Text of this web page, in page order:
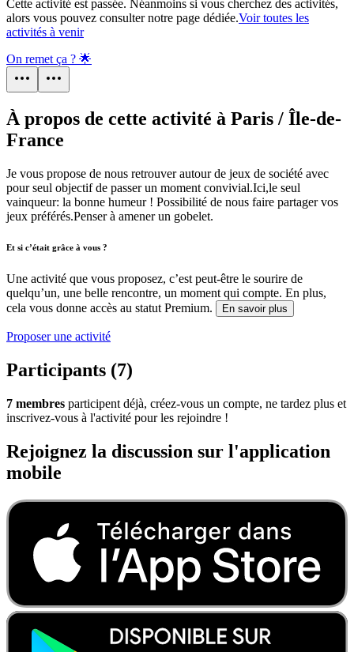
Cette activité est passée. Néanmoins si vous cherchez des activités,
alors vous pouvez consulter notre page dédiée.Voir toutes les
activités à venir
On remet ça ? 🌟
À propos de cette activité à Paris / Île-de-
France
Je vous propose de nous retrouver autour de jeux de société avec
pour seul objectif de passer un moment convivial.Ici,le seul
vainqueur: la bonne humeur ! Possibilité de nous faire partager vos
jeux préférés.Penser à amener un gobelet.
Et si c’était grâce à vous ?
Une activité que vous proposez, c’est peut-être le sourire de
quelqu’un, une belle rencontre, un moment qui compte. En plus,
cela vous donne accès au statut Premium.
En savoir plus
Proposer une activité
Participants (7)
7 membres participent déjà, créez-vous un compte, ne tardez plus et
inscrivez-vous à l'activité pour les rejoindre !
Rejoignez la discussion sur l'application
mobile